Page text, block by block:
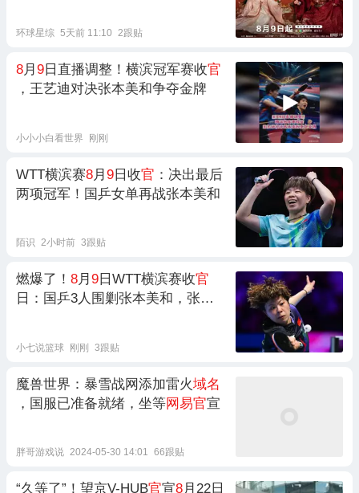
环球星综 5天前 11:10 2跟贴
8月 9 日直播调整！横滨冠军赛收官
，王艺迪对决张本美和争夺金牌
小小小白看世界 刚刚
WTT横滨赛8月 9 日收官 ：决出最后
两项冠军！国乒女单再战张本美和
陌识 2小时前 3跟贴
燃爆了！ 8月 9 日WTT横滨赛收官
日：国乒3人围剿张本美和，张本
小七说篮球 刚刚 3跟贴
魔兽世界：暴雪战网添加雷火域名
，国服已准备就绪，坐等网易官宣
胖哥游戏说 2024-05-30 14:01 66跟贴
“久等了”！望京V-HUB官宣8月22日